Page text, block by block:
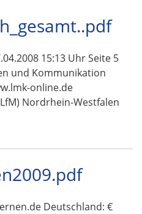
15:13 Uhr Seite 5
und Kommunikation
online.de
Nordrhein-Westfalen
Deutschland: €